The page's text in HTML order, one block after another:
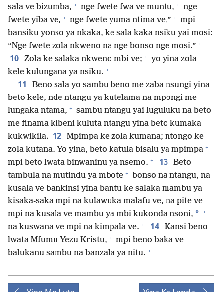
sala ve bizumba, + nge fwete fwa ve muntu, + nge
fwete yiba ve, + nge fwete yuma ntima ve,” + mpi
bansiku yonso ya nkaka, ke sala kaka nsiku yai mosi:
“Nge fwete zola nkweno na nge bonso nge mosi.” +
10 Zola ke salaka nkweno mbi ve; + yo yina zola
kele kulungana ya nsiku. +
11
Beno sala yo sambu beno me zaba nsungi yina
beto kele, nde ntangu ya kutelama na mpongi me
lungaka ntama, + sambu ntangu yai luguluku na beto
me finama kibeni kuluta ntangu yina beto kumaka
kukwikila. 12 Mpimpa ke zola kumana; ntongo ke
zola kutana. Yo yina, beto katula bisalu ya mpimpa +
mpi beto lwata binwaninu ya nsemo. + 13 Beto
tambula na mutindu ya mbote + bonso na ntangu, na
kusala ve bankinsi yina bantu ke salaka mambu ya
kisaka-saka mpi na kulawuka malafu ve, na pite ve
mpi na kusala ve mambu ya mbi kukonda nsoni, * +
na kuswana ve mpi na kimpala ve. + 14 Kansi beno
lwata Mfumu Yezu Kristu, + mpi beno baka ve
balukanu sambu na banzala ya nitu. +